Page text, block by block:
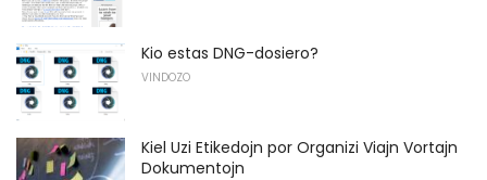
Kio estas DNG-dosiero?
VINDOZO
Kiel Uzi Etikedojn por Organizi Viajn Vortajn
Dokumentojn